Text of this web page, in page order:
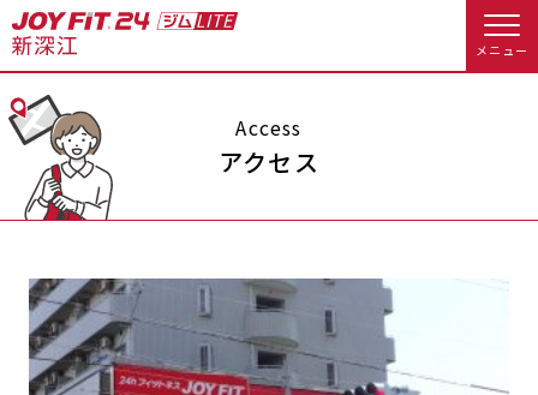
メニュー
店舗トップ
会員様へのお知らせ
休会お手続き オプション料金
入会のお手続きをする
入会するトップ
Access
アクセス